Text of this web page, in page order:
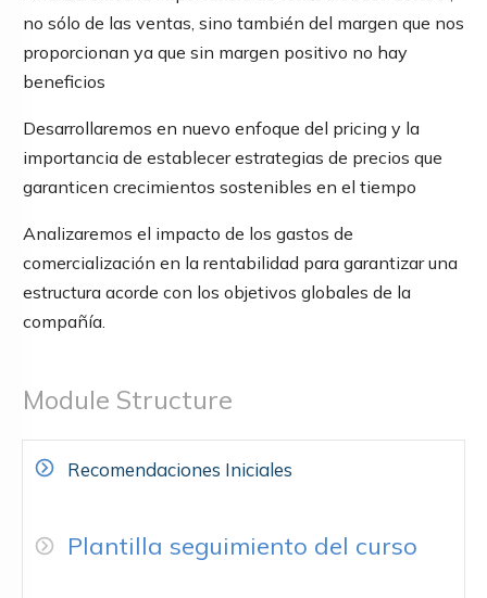
no sólo de las ventas, sino también del margen que nos
proporcionan ya que sin margen positivo no hay
beneficios
Desarrollaremos en nuevo enfoque del pricing y la
importancia de establecer estrategias de precios que
garanticen crecimientos sostenibles en el tiempo
Analizaremos el impacto de los gastos de
comercialización en la rentabilidad para garantizar una
estructura acorde con los objetivos globales de la
compañía.
Module Structure
Recomendaciones Iniciales
Plantilla seguimiento del curso